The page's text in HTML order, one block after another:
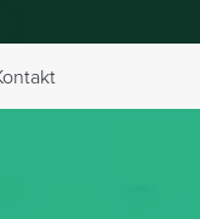
umschalten